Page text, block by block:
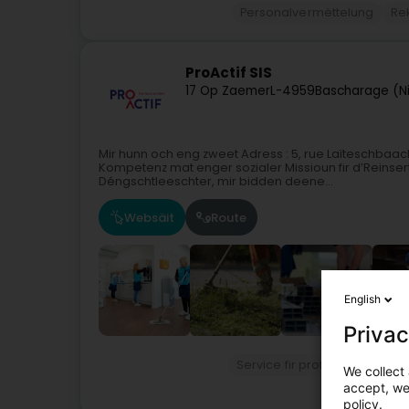
ProActif SIS
17 Op ZaemerL-4959Bascharage
Mir hunn och eng zweet Adress : 5, rue
Kompetenz mat enger sozialer Missioun fir
Déngschtleeschter, mir bidden deene...
Websäit Route
Service fir professionell
English
We
accept,
policy.